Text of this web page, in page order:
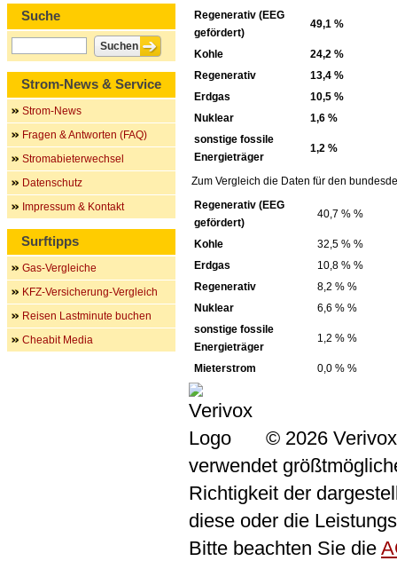
Regenerativ (EEG
gefördert)
49,1 %
Kohle
24,2 %
Regenerativ
13,4 %
Erdgas
10,5 %
Nuklear
1,6 %
sonstige fossile
Energieträger
1,2 %
Zum Vergleich die Daten für den
Regenerativ (EEG
gefördert)
40,7 % %
Kohle
32,5 % %
Erdgas
10,8 % %
Regenerativ
8,2 % %
Nuklear
6,6 % %
sonstige fossile
Energieträger
1,2 % %
Mieterstrom 0,0 % %
© 2026
verwendet
Richtigkeit der
diese oder die
Bitte beachten Sie die
Suche
Strom-News & Service
Strom-News
Fragen & Antworten (FAQ)
Stromabieterwechsel
Datenschutz
Impressum & Kontakt
Surftipps
Gas-Vergleiche
KFZ-Versicherung-Vergleich
Reisen Lastminute buchen
Cheabit Media